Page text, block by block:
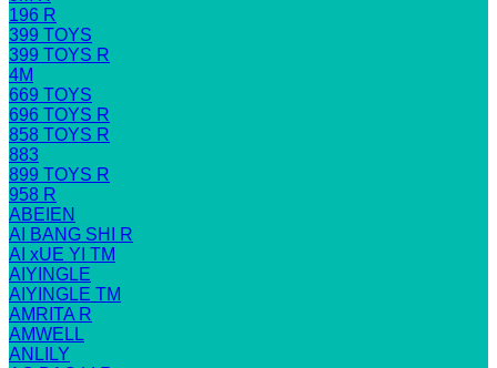
196 R
399 TOYS
399 TOYS R
4M
669 TOYS
696 TOYS R
858 TOYS R
883
899 TOYS R
958 R
ABEIEN
AI BANG SHI R
AI xUE YI TM
AIYINGLE
AIYINGLE TM
AMRITA R
AMWELL
ANLILY